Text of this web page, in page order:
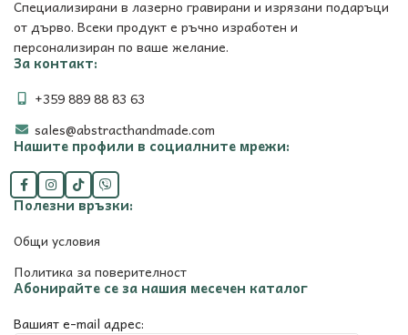
Специализирани в лазерно гравирани и изрязани подаръци
от дърво. Всеки продукт е ръчно изработен и
персонализиран по ваше желание.
За контакт:
+359 889 88 83 63
sales@abstracthandmade.com
Нашите профили в социалните мрежи:
Полезни връзки:
Общи условия
Политика за поверителност
Абонирайте се за нашия месечен каталог
Вашият e-mail адрес: